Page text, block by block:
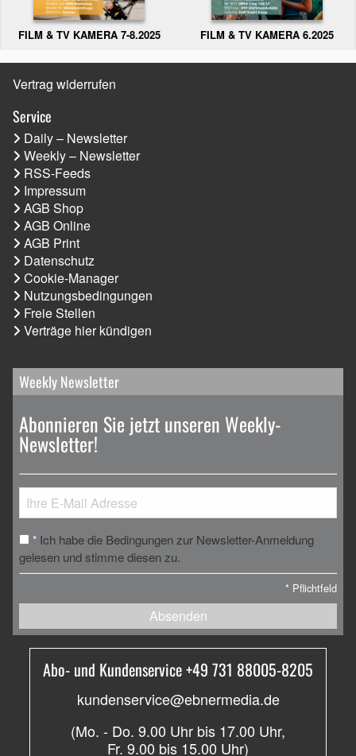
FILM & TV KAMERA 7-8.2025 FILM & TV KAMERA 6.2025
Vertrag widerrufen
Service
Daily – Newsletter
Weekly – Newsletter
RSS-Feeds
Impressum
AGB Shop
AGB Online
AGB Print
Datenschutz
Cookie-Manager
Nutzungsbedingungen
Freie Stellen
Verträge hier kündigen
Weekly Newsletter
Abonnieren Sie jetzt unseren Weekly-
Newsletter!
* Ich habe die Bedingungen zur Newsletter-Anmeldung
gelesen und stimme diesen zu.
* Pflichtfeld
Absenden
Abo- und Kundenservice +49 731 88005-8205
kundenservice@ebnermedia.de
(Mo. - Do. 9.00 Uhr bis 17.00 Uhr,
Fr. 9.00 bis 15.00 Uhr)